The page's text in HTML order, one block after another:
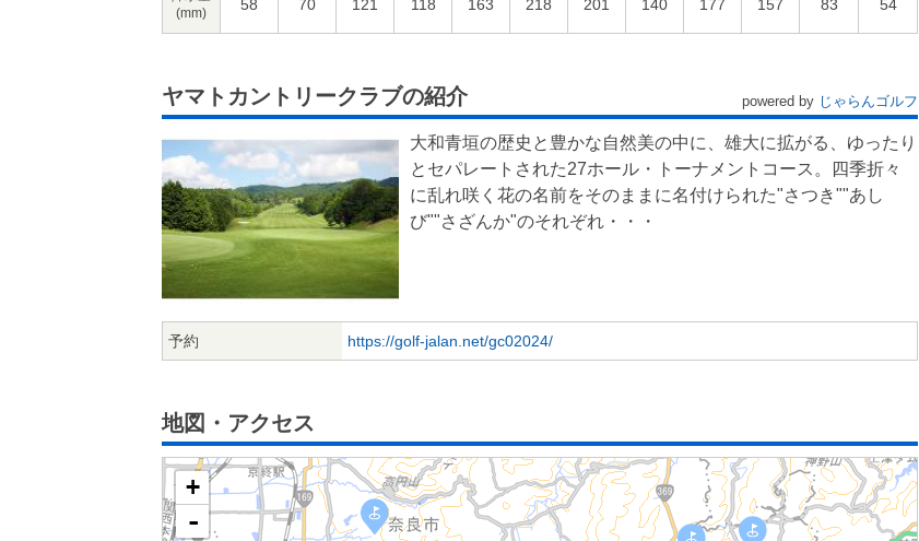
(mm)
58 70 121 118 163 218 201 140 177 157 83 54
ヤマトカントリークラブの紹介 powered by じゃらんゴルフ
大和青垣の歴史と豊かな自然美の中に、雄大に拡がる、ゆったり
とセパレートされた27ホール・トーナメントコース。四季折々
に乱れ咲く花の名前をそのままに名付けられた"さつき""あし
び""さざんか"のそれぞれ・・・
予約 https://golf-jalan.net/gc02024/
地図・アクセス
+
-